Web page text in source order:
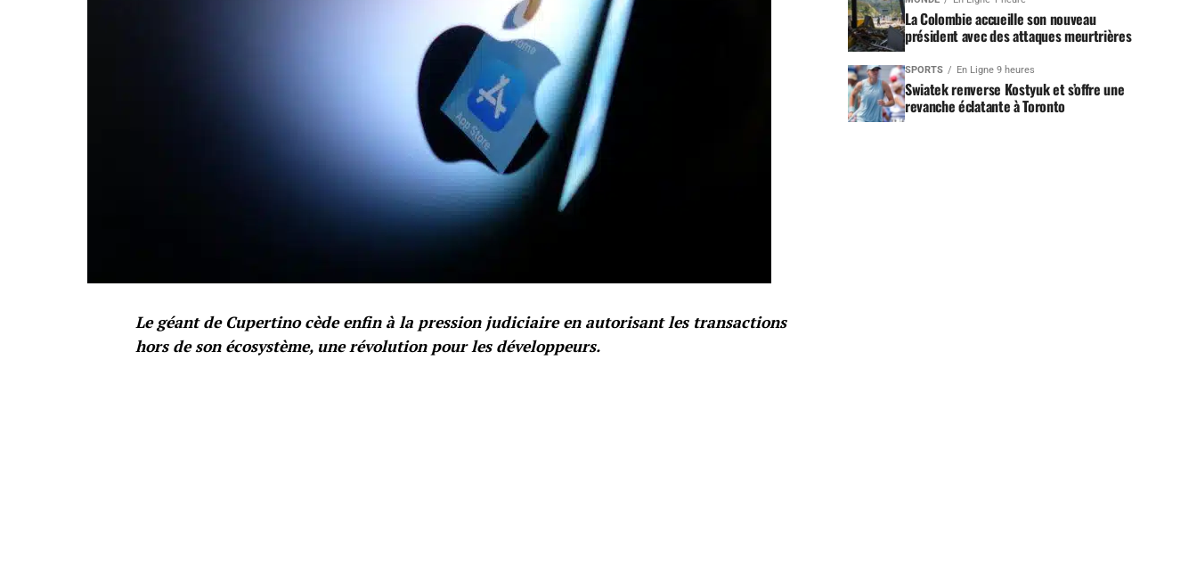
Le géant de Cupertino cède enfin à la pression judiciaire en autorisant les transactions
hors de son écosystème, une révolution pour les développeurs.
La Colombie accueille son nouveau
président avec des attaques meurtrières
SPORTS En Ligne 9 heures
Swiatek renverse Kostyuk et s’offre une
revanche éclatante à Toronto